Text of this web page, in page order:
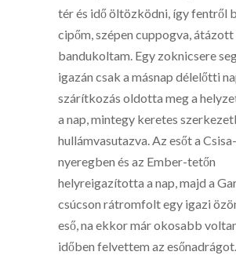
tér és idő öltözködni, így fentről
cipőm, szépen cuppogva,
bandukoltam. Egy zoknicsere
igazán csak a másnap délelőtti
szárítkozás oldotta meg a
a nap, mintegy keretes
hullámvasutazva. Az esőt a Csisa-
nyeregben és az Ember-tetőn
helyreigazította a nap, majd a
csúcson rátromfolt egy igazi
eső, na ekkor már okosabb
időben felvettem az